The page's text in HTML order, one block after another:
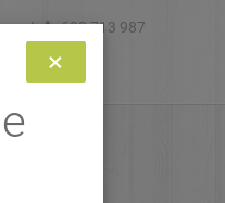
to content
nas! 693 713 987
Zarejestruj
×